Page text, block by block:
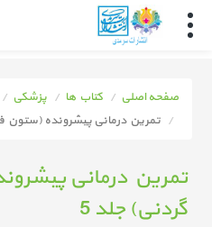
صفحه اصلی کتاب ها پزشکی
تمرین درمانی پیشرونده (ستون
تمرین درمانی
گردنی) جلد 5